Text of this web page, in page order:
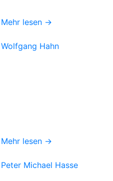
Mehr lesen →
Wolfgang Hahn
Mehr lesen →
Peter Michael Hasse